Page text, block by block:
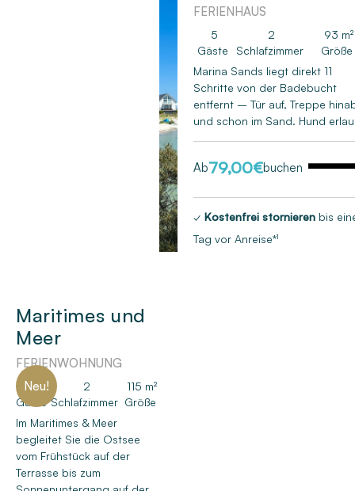
FERIENHAUS
5
Gäste
2
Schlafzimmer
93 m²
Größe
Marina Sands liegt direkt 11
Schritte von der Badebucht
entfernt – Tür auf, Treppe
und schon im Sand. Hund
Ab79,00€buchen
✓ Kostenfrei stornieren bis
Tag vor Anreise*¹
Neu!
Maritimes und
Meer
FERIENWOHNUNG
6
Gäste
2
Schlafzimmer
115 m²
Größe
Im Maritimes & Meer
begleitet Sie die Ostsee
vom Frühstück auf der
Terrasse bis zum